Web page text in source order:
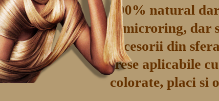
100% natural
si microring, dar
accesorii din
trese aplicabile
colorate, placi si